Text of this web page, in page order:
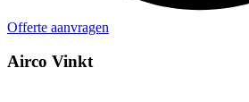
Offerte aanvragen
Airco Vinkt